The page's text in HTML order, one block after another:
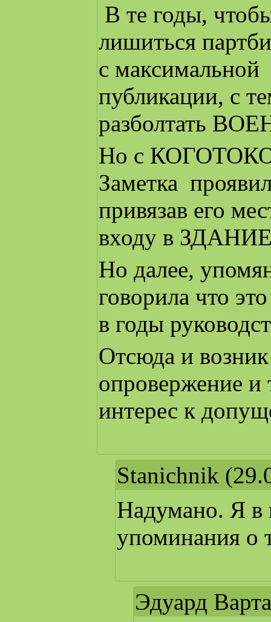
В те годы,
лишиться
с максимальной
публикации, с
разболтать
Но с
Заметка
привязав его
входу в
Но далее,
говорила что
в годы
Отсюда и возник
опровержение и
интерес к
Stanichnik
Надумано. Я в
упоминания о
Эдуард